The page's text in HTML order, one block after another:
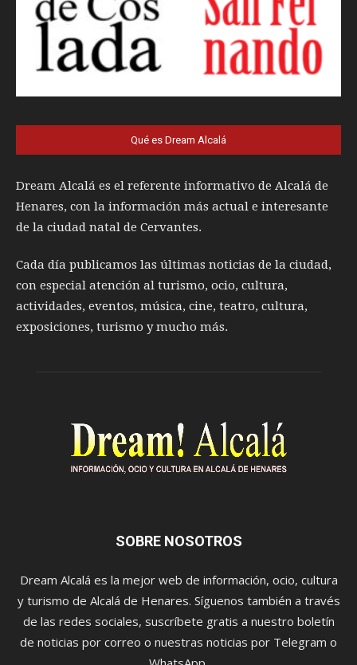
Qué es Dream Alcalá
Dream Alcalá es el referente informativo de Alcalá de
Henares, con la información más actual e interesante
de la ciudad natal de Cervantes.
Cada día publicamos las últimas noticias de la ciudad,
con especial atención al turismo, ocio, cultura,
actividades, eventos, música, cine, teatro, cultura,
exposiciones, turismo y mucho más.
SOBRE NOSOTROS
Dream Alcalá es la mejor web de información, ocio, cultura
y turismo de Alcalá de Henares. Síguenos también a través
de las redes sociales, suscríbete gratis a nuestro boletín
de noticias por correo o nuestras noticias por Telegram o